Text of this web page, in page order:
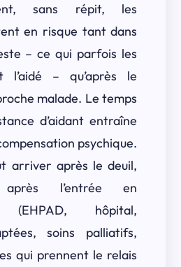
sans répit, les
en risque tant dans
– ce qui parfois les
l’aidé – qu’après le
malade. Le temps
d’aidant entraîne
psychique.
arriver après le deuil,
l’entrée en
(EHPAD, hôpital,
soins palliatifs,
qui prennent le relais